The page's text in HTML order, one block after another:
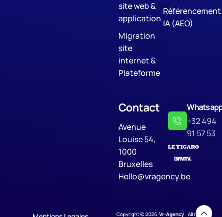
site web &
application
Migration
site
internet &
Plateforme
Référencement
IA (AEO)
Contact
Avenue
Louise 54,
1000
Bruxelles
Hello@vragency.be
+32 494
91 57 53
Copyright © 2026 Vr-Agency. All rights